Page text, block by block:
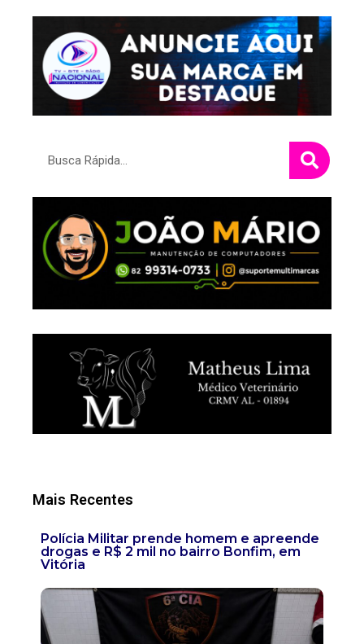
Mais Recentes
Polícia Militar prende homem e apreende
drogas e R$ 2 mil no bairro Bonfim, em
Vitória